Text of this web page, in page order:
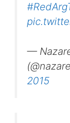
—
2015